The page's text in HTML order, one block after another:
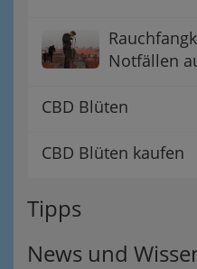
Notfällen
CBD Blüten
CBD Blüten kaufen
Tipps
News und